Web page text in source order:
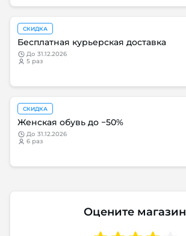
СКИДКА
Бесплатная курьерская доставка
до 31.12.2026
5 раз
СКИДКА
Женская обувь до −50%
до 31.12.2026
6 раз
Оцените магазин